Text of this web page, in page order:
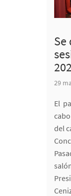
Se
29
El
del